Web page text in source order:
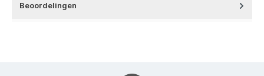
Beoordelingen